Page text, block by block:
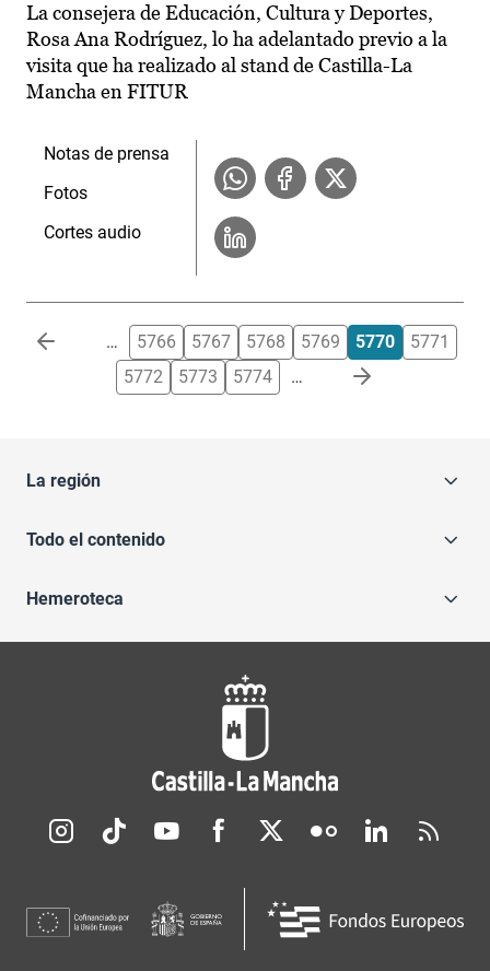
La consejera de Educación, Cultura y Deportes,
Rosa Ana Rodríguez, lo ha adelantado previo a la
visita que ha realizado al stand de Castilla-La
Mancha en FITUR
Notas de prensa
Fotos
Cortes audio
Paginación … 5766 5767 5768 5769 5770
5771
5772
5773 5774 …
La región
Todo el contenido
Hemeroteca
Redes sociales JCCM